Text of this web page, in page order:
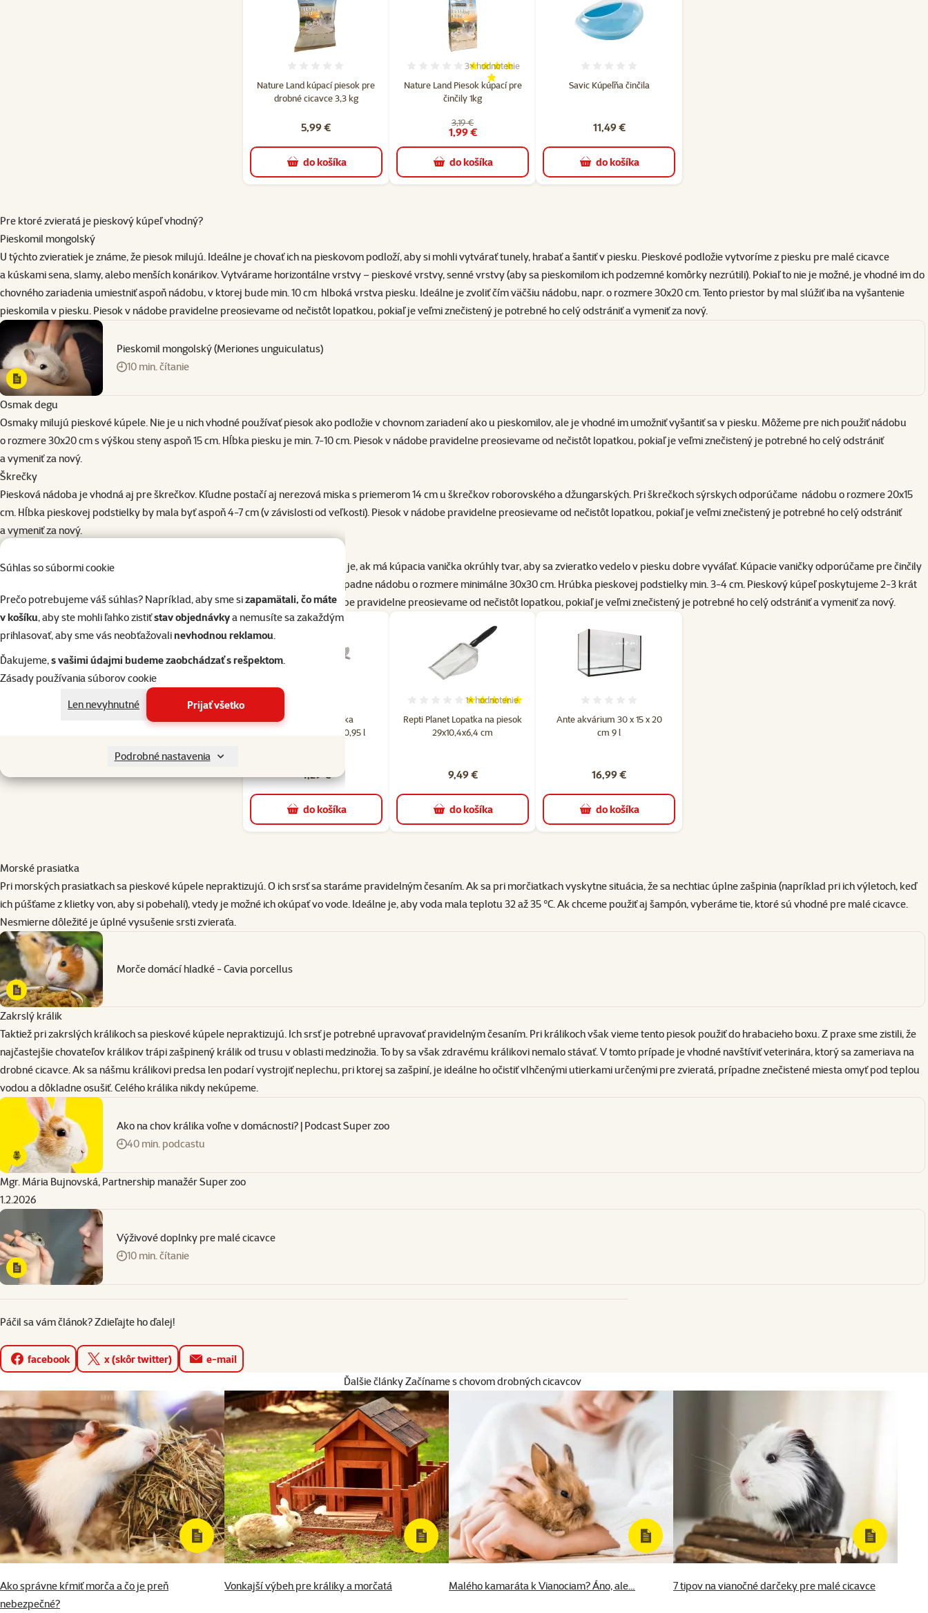
Súhlas so súbormi cookie
Prečo potrebujeme váš súhlas? Napríklad, aby sme sizapamätali, čo máte
v košíku, aby ste mohli ľahko zistiťstav objednávkya nemusíte sa zakaždým
prihlasovať, aby sme vás neobťažovalinevhodnou reklamou.
Ďakujeme,s vašimi údajmi budeme zaobchádzať s rešpektom.
Zásady používania súborov cookie
Len nevyhnutné
Prijať všetko
Podrobné nastavenia
Nature Land kúpací piesok pre
drobné cicavce 3,3 kg
5,99 €
do košíka
Nature Land Piesok kúpací pre
činčily 1kg
Hodnotenie 93%, počet hodnotení: 3
3×hodnotenie
3,19 €
1,99 €
do košíka
Savic Kúpeľňa činčila
11,49 €
do košíka
Pre ktoré zvieratá je pieskový kúpeľ vhodný?
Pieskomil mongolský
U týchto zvieratiek je známe, že piesok milujú. Ideálne je chovať ich na pieskovom podloží, aby si mohli vytvárať tunely, hrabať a šantiť v piesku. Pieskové podložie vytvoríme z piesku pre malé cicavce
a kúskami sena, slamy, alebo menších konárikov. Vytvárame horizontálne vrstvy – pieskové vrstvy, senné vrstvy (aby sa pieskomilom ich podzemné komôrky nezrútili). Pokiaľ to nie je možné, je vhodné im do
chovného zariadenia umiestniť aspoň nádobu, v ktorej bude min. 10 cm hlboká vrstva piesku. Ideálne je zvoliť čím väčšiu nádobu, napr. o rozmere 30x20 cm. Tento priestor by mal slúžiť iba na vyšantenie
pieskomila v piesku. Piesok v nádobe pravidelne preosievame od nečistôt lopatkou, pokiaľ je veľmi znečistený je potrebné ho celý odstrániť a vymeniť za nový.
Pieskomil mongolský (Meriones unguiculatus)
10 min. čítanie
Osmak degu
Osmaky milujú pieskové kúpele. Nie je u nich vhodné používať piesok ako podložie v chovnom zariadení ako u pieskomilov, ale je vhodné im umožniť vyšantiť sa v piesku. Môžeme pre nich použiťnádobu
o rozmere 30x20 cm s výškou steny aspoň 15 cm. Hĺbka piesku je min. 7-10 cm. Piesok v nádobe pravidelne preosievame od nečistôt lopatkou, pokiaľ je veľmi znečistený je potrebné ho celý odstrániť
a vymeniť za nový.
Škrečky
Piesková nádoba je vhodná aj pre škrečkov. Kľudne postačí aj nerezová miskas priemerom 14 cm u škrečkov roborovského a džungarských. Pri škrečkoch sýrskych odporúčame nádobu o rozmere 20x15
cm. Hĺbka pieskovej podstielky by mala byť aspoň 4-7 cm (v závislosti od veľkosti). Piesok v nádobe pravidelne preosievame od nečistôt lopatkou, pokiaľ je veľmi znečistený je potrebné ho celý odstrániť
a vymeniť za nový.
Činčila vlnatá
Pri chove týchto krásnych zvieratiek sú pieskové kúpele nevyhnutné. Ideálne je, ak má kúpacia vanička okrúhly tvar, aby sa zvieratko vedelo v piesku dobre vyváľať. Kúpacie vaničkyodporúčame pre činčily
v juniorskom veku. Pre dospelé činčily môžeme zvoliť aj guľaté akvárium, prípadne nádobu o rozmere minimálne 30x30 cm. Hrúbka pieskovej podstielky min. 3-4 cm. Pieskový kúpeľ poskytujeme 2-3 krát
do týždňa aby nedochádzalo k prílišnému vysúšaniu pokožky. Piesok v nádobe pravidelne preosievame od nečistôt lopatkou, pokiaľ je veľmi znečistený je potrebné ho celý odstrániť a vymeniť za nový.
Dog Fantasy miska
šróbovacia 14,6 cm 0,95 l
4,29 €
do košíka
Repti Planet Lopatka na piesok
29x10,4x6,4 cm
Hodnotenie 100%, počet hodnotení: 1
1×hodnotenie
9,49 €
do košíka
Ante akvárium 30 x 15 x 20
cm 9 l
16,99 €
do košíka
Morské prasiatka
Pri morských prasiatkach sa pieskové kúpele nepraktizujú. O ich srsť sa staráme pravidelným česaním. Ak sa pri morčiatkach vyskytne situácia, že sa nechtiac úplne zašpinia (napríklad pri ich výletoch, keď
ich púšťame z klietky von, aby si pobehali), vtedy je možné ich okúpať vo vode. Ideálne je, aby voda mala teplotu 32 až 35 °C. Ak chceme použiť aj šampón, vyberáme tie, ktoré sú vhodné pre malé cicavce.
Nesmierne dôležité je úplné vysušenie srsti zvieraťa.
Morče domácí hladké - Cavia porcellus
Zakrslý králik
Taktiež pri zakrslých králikoch sa pieskové kúpele nepraktizujú. Ich srsť je potrebné upravovať pravidelným česaním. Pri králikoch však vieme tento piesok použiť do hrabacieho boxu. Z praxe sme zistili, že
najčastejšie chovateľov králikov trápi zašpinený králik od trusu v oblasti medzinožia. To by sa však zdravému králikovi nemalo stávať. V tomto prípade je vhodné navštíviť veterinára, ktorý sa zameriava na
drobné cicavce. Ak sa nášmu králikovi predsa len podarí vystrojiť neplechu, pri ktorej sa zašpiní, je ideálne ho očistiťvlhčenými utierkami určenými pre zvieratá, prípadne znečistené miesta omyť pod teplou
vodou a dôkladne osušiť. Celého králika nikdy nekúpeme.
Ako na chov králika voľne v domácnosti? | Podcast Super zoo
40 min. podcastu
Mgr. Mária Bujnovská, Partnership manažér Super zoo
1.2.2026
Výživové doplnky pre malé cicavce
10 min. čítanie
Páčil sa vám článok? Zdieľajte ho ďalej!
facebook x (skôr twitter)
e-mail
Ďalšie články Začíname s chovom drobných cicavcov
Ako správne kŕmiť morča a čo je preň
nebezpečné?
Vonkajší výbeh pre králiky a morčatá Malého kamaráta k Vianociam? Áno, ale… 7 tipov na vianočné darčeky pre malé cicavce